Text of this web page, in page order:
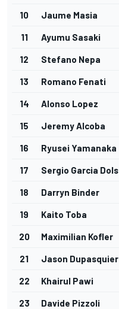
10 Jaume Masia
11 Ayumu Sasaki
12 Stefano Nepa
13 Romano Fenati
14 Alonso Lopez
15 Jeremy Alcoba
16 Ryusei Yamanaka
17 Sergio Garcia Dols
18 Darryn Binder
19 Kaito Toba
20 Maximilian Kofler
21 Jason Dupasquier
22 Khairul Pawi
23 Davide Pizzoli